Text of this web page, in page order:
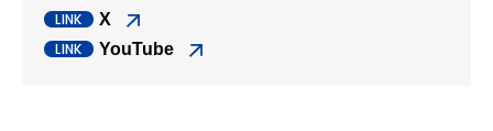
X
YouTube